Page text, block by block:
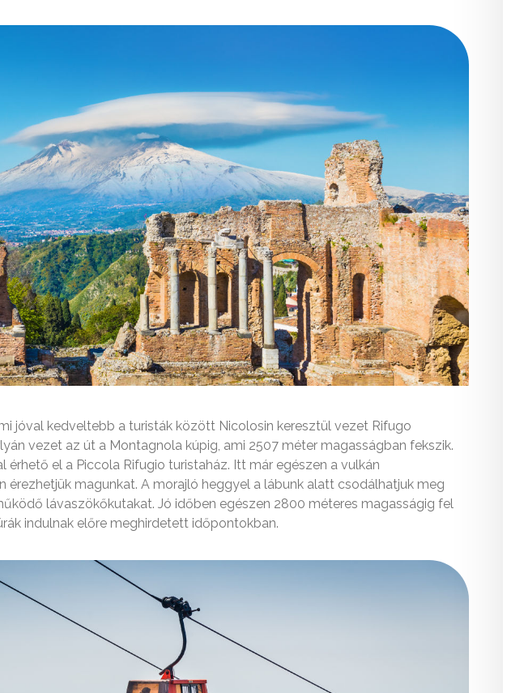
jóval kedveltebb a turisták között Nicolosin keresztül vezet Rifugo
vezet az út a Montagnola kúpig, ami 2507 méter magasságban fekszik.
érhető el a Piccola Rifugio turistaház. Itt már egészen a vulkán
érezhetjük magunkat. A morajló heggyel a lábunk alatt csodálhatjuk meg
lávaszökőkutakat. Jó időben egészen 2800 méteres magasságig fel
indulnak előre meghirdetett időpontokban.